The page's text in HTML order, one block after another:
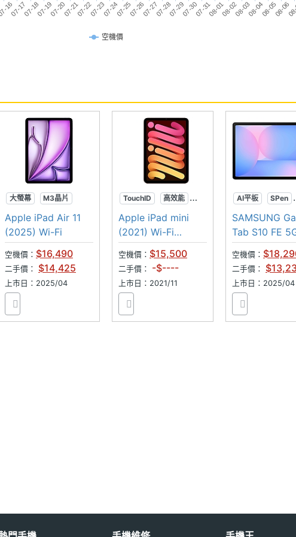
ax, b, g, n, n(2.4GHz), n(5GHz), n(6GHz)
GPS, iBeacon
空機價
1607-1707-1807-1907-2007-2107-2207-2307-2407-2507-2607-2707-2807-2907-3007-3108-0108-0208-0308-0408-0508-06
大螢幕 M3晶片
Apple iPad Air 11
(2025) Wi-Fi
空機價： $16,490
二手價： $14,425
上市日：2025/04
TouchID
高效能
Apple iPad mini
(2021) Wi-Fi
256GB
空機價： $15,500
二手價： -$----
上市日：2021/11
AI平板
SPen
超防水
SAMSUNG
Tab S10 FE
空機價：
二手價：
上市日：2025/04